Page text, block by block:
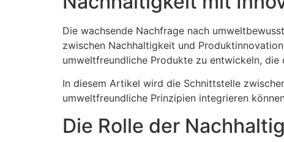
Die wachsende Nachfrage nach
zwischen Nachhaltigkeit und
umweltfreundliche Produkte zu entwickeln, die
In diesem Artikel wird die Schnittstelle
umweltfreundliche Prinzipien integrieren
Die Rolle der